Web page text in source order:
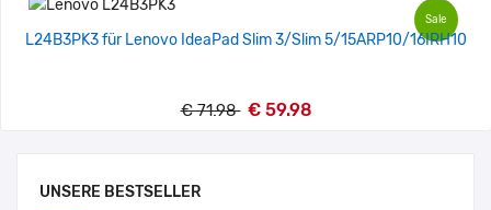
UNSERE BESTSELLER
Sale
L24B3PK3 für Lenovo IdeaPad Slim 3/Slim 5/15ARP10/16IRH10
€ 71.98 € 59.98